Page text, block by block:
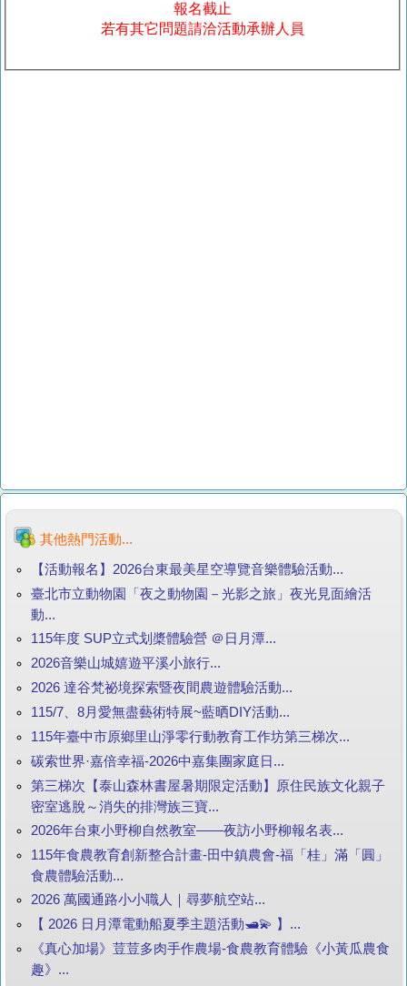
報名截止
若有其它問題請洽活動承辦人員
其他熱門活動...
【活動報名】2026台東最美星空導覽音樂體驗活動...
臺北市立動物園「夜之動物園－光影之旅」夜光見面繪活
動...
115年度 SUP立式划槳體驗營 ＠日月潭...
2026音樂山城嬉遊平溪小旅行...
2026 達谷梵祕境探索暨夜間農遊體驗活動...
115/7、8月愛無盡藝術特展~藍晒DIY活動...
115年臺中市原鄉里山淨零行動教育工作坊第三梯次...
碳索世界·嘉倍幸福-2026中嘉集團家庭日...
第三梯次【泰山森林書屋暑期限定活動】原住民族文化親子
密室逃脫～消失的排灣族三寶...
2026年台東小野柳自然教室——夜訪小野柳報名表...
115年食農教育創新整合計畫-田中鎮農會-福「桂」滿「圓」
食農體驗活動...
2026 萬國通路小小職人｜尋夢航空站...
【 2026 日月潭電動船夏季主題活動🛥️💫 】...
《真心加場》荳荳多肉手作農場-食農教育體驗《小黃瓜農食
趣》...